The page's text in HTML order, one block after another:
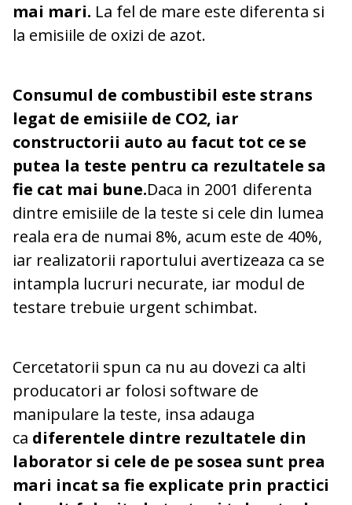
mai mari. La fel de mare este diferenta si
la emisiile de oxizi de azot.
Consumul de combustibil este strans
legat de emisiile de CO2, iar
constructorii auto au facut tot ce se
putea la teste pentru ca rezultatele sa
fie cat mai bune.Daca in 2001 diferenta
dintre emisiile de la teste si cele din lumea
reala era de numai 8%, acum este de 40%,
iar realizatorii raportului avertizeaza ca se
intampla lucruri necurate, iar modul de
testare trebuie urgent schimbat.
Cercetatorii spun ca nu au dovezi ca alti
producatori ar folosi software de
manipulare la teste, insa adauga
ca diferentele dintre rezultatele din
laborator si cele de pe sosea sunt prea
mari incat sa fie explicate prin practici